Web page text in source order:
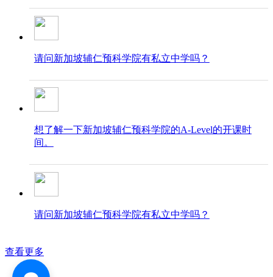
请问新加坡辅仁预科学院有私立中学吗？
想了解一下新加坡辅仁预科学院的A-Level的开课时
间。
请问新加坡辅仁预科学院有私立中学吗？
查看更多